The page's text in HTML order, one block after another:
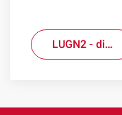
LUGN2 - di…